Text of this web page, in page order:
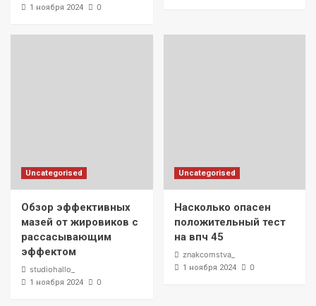
1 ноября 2024 0
Uncategorised
Обзор эффективных
мазей от жировиков с
рассасывающим
эффектом
studiohallo_
1 ноября 2024 0
Uncategorised
Насколько опасен
положительный тест
на впч 45
znakcomstva_
1 ноября 2024 0